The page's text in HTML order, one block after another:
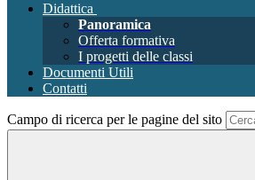
Didattica
Panoramica
Offerta formativa
I progetti delle classi
Documenti Utili
Contatti
Campo di ricerca per le pagine del sito